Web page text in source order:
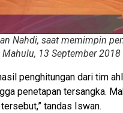
Nahdi, saat memimpin
13 September 2018
penghitungan dari tim
penetapan tersangka.
tandas Iswan.